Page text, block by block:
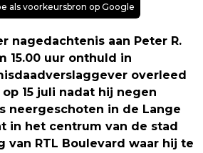
als voorkeursbron op Google
nagedachtenis aan Peter R.
15.00 uur onthuld in
overleed
15 juli nadat hij negen
neergeschoten in de Lange
in het centrum van de stad
van RTL Boulevard waar hij te